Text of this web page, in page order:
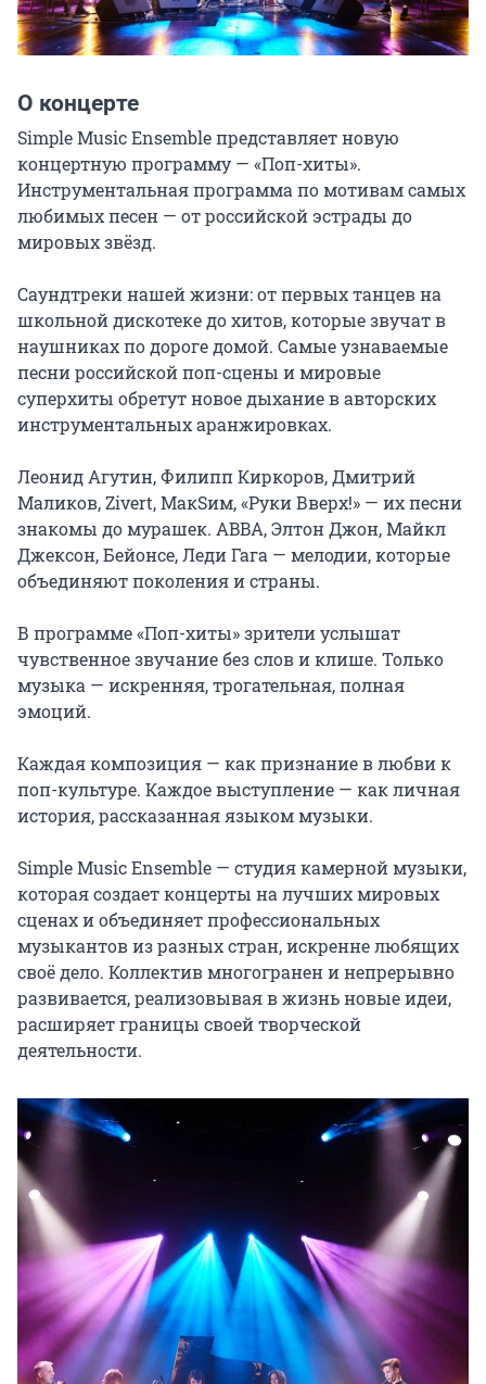
О концерте
Simple Music Ensemble представляет новую
концертную программу — «Поп-хиты».
Инструментальная программа по мотивам самых
любимых песен — от российской эстрады до
мировых звёзд.
Саундтреки нашей жизни: от первых танцев на
школьной дискотеке до хитов, которые звучат в
наушниках по дороге домой. Самые узнаваемые
песни российской поп-сцены и мировые
суперхиты обретут новое дыхание в авторских
инструментальных аранжировках.
Леонид Агутин, Филипп Киркоров, Дмитрий
Маликов, Zivert, МакSим, «Руки Вверх!» — их песни
знакомы до мурашек. ABBA, Элтон Джон, Майкл
Джексон, Бейонсе, Леди Гага — мелодии, которые
объединяют поколения и страны.
В программе «Поп-хиты» зрители услышат
чувственное звучание без слов и клише. Только
музыка — искренняя, трогательная, полная
эмоций.
Каждая композиция — как признание в любви к
поп-культуре. Каждое выступление — как личная
история, рассказанная языком музыки.
Simple Music Ensemble — студия камерной музыки,
которая создает концерты на лучших мировых
сценах и объединяет профессиональных
музыкантов из разных стран, искренне любящих
своё дело. Коллектив многогранен и непрерывно
развивается, реализовывая в жизнь новые идеи,
расширяет границы своей творческой
деятельности.